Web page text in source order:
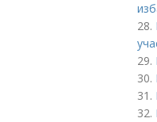
28.
29.
30.
31.
32.